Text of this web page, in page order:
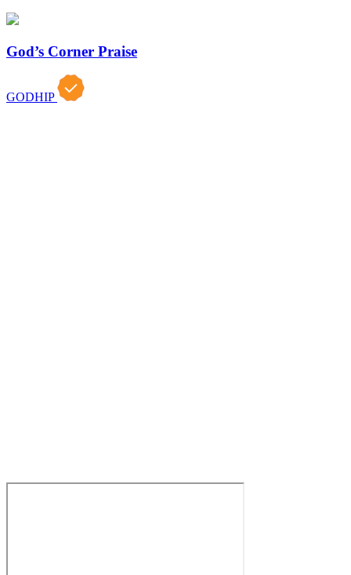
God’s Corner Praise
GODHIP